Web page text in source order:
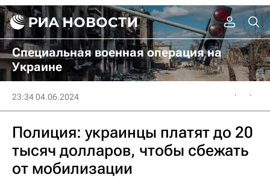
Специальная военная операция на
Украине
23:34 04.06.2024
Полиция: украинцы платят до 20
тысяч долларов, чтобы сбежать
от мобилизации